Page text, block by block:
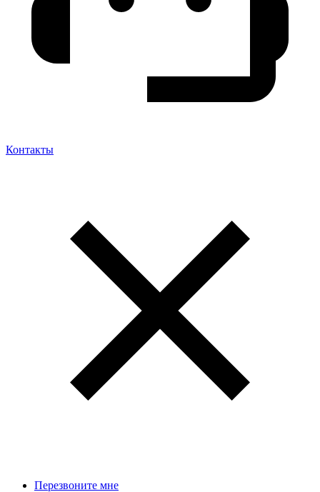
Контакты
Перезвоните мне